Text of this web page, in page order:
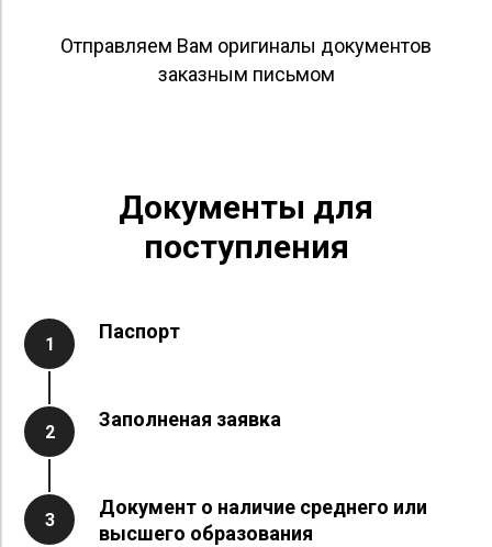
Отправляем Вам оригиналы документов
заказным письмом
Документы для
поступления
1
Паспорт
2
Заполненая заявка
3
Документ о наличие среднего или
высшего образования